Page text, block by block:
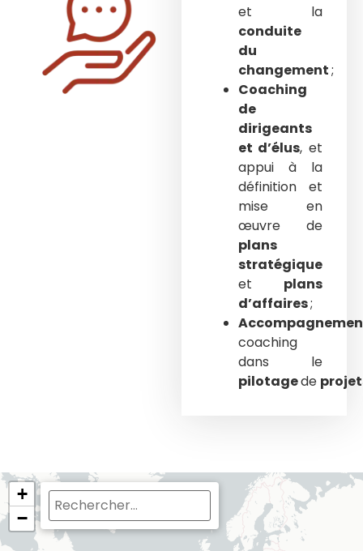
et la
conduite
du
changement;
Coaching
de
dirigeants
et d’élus, et
appui à la
définition et
mise en
œuvre de
plans
stratégique
et plans
d’affaires;
coaching
dans le
pilotagede
+
−